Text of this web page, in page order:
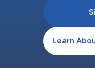
Learn